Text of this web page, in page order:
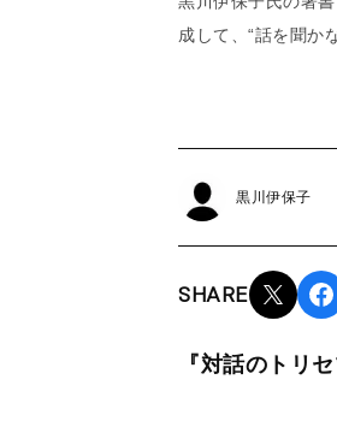
成して、“話を聞か
黒川伊保子
SHARE
『対話のトリ